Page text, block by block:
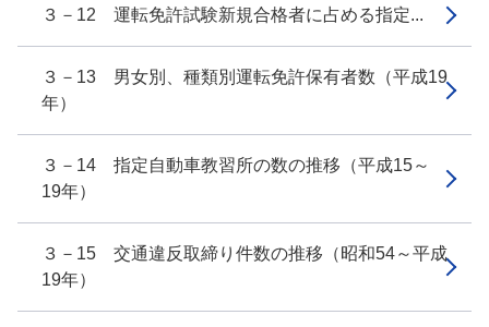
３－12 運転免許試験新規合格者に占める指定...
３－13 男女別、種類別運転免許保有者数（平成19
年）
３－14 指定自動車教習所の数の推移（平成15～
19年）
３－15 交通違反取締り件数の推移（昭和54～平成
19年）